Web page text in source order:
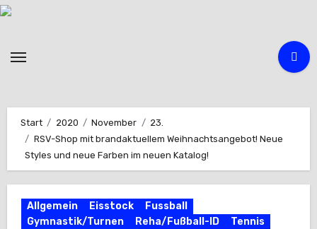
Zum
Start 2020 November
23.
RSV-Shop mit brandaktuellem Weihnachtsangebot! Neue
Styles und neue Farben im neuen Katalog!
Allgemein Eisstock
Fussball
Gymnastik/Turnen
Reha/Fußball-ID
Tennis